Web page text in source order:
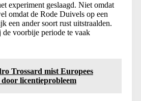
experiment geslaagd. Niet omdat
omdat de Rode Duivels op een
een ander soort rust uitstraalden.
voorbije periode te vaak
Trossard mist Europees
licentieprobleem